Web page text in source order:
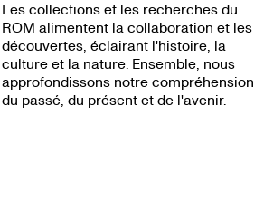
Les collections et les recherches du
ROM alimentent la collaboration et les
découvertes, éclairant l'histoire, la
culture et la nature. Ensemble, nous
approfondissons notre compréhension
du passé, du présent et de l'avenir.